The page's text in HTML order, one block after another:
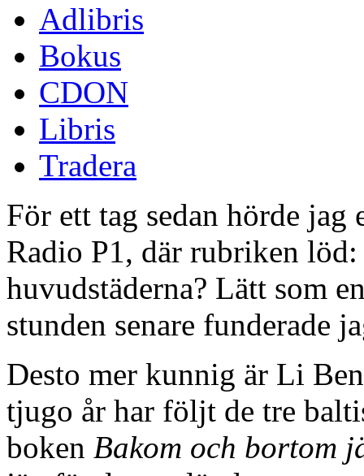
Adlibris
Bokus
CDON
Libris
Tradera
För ett tag sedan hörde
Radio P1, där rubriken
huvudstäderna? Lätt som
stunden senare funderade
Desto mer kunnig är Li
tjugo år har följt de tre
boken Bakom och bortom